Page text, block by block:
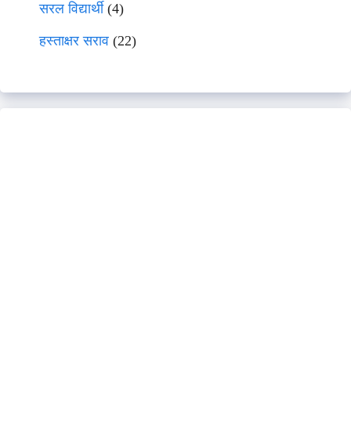
सरल विद्यार्थी(4)
हस्ताक्षर सराव (22)